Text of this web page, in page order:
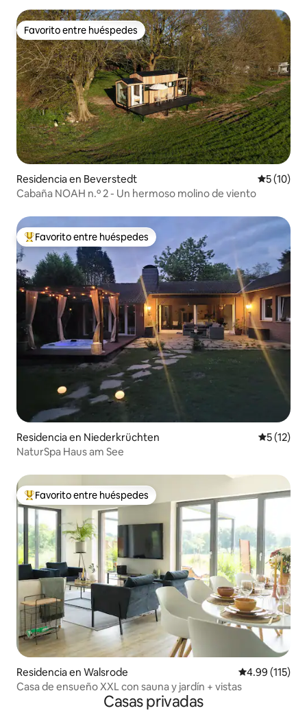
Favorito entre huéspedes
Favorito entre huéspedes
Residencia en Beverstedt
5 (10)
Cabaña NOAH n.º 2 - Un hermoso molino de viento
De los mejores en Favorito entre huéspedes
Favorito entre huéspedes
Residencia en Niederkrüchten
5 (12)
NaturSpa Haus am See
De los mejores en Favorito entre huéspedes
Favorito entre huéspedes
Residencia en Walsrode Calificación
4.99 (115)
Casa de ensueño XXL con sauna y jardín + vistas
Casas privadas